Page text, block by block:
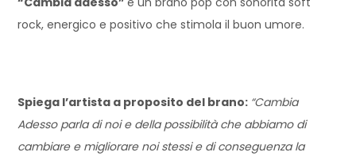
rock, energico e positivo che stimola il buon umore.
Spiega l’artista a proposito del brano: “Cambia
Adesso parla di noi e della possibilità che abbiamo di
cambiare e migliorare noi stessi e di conseguenza la